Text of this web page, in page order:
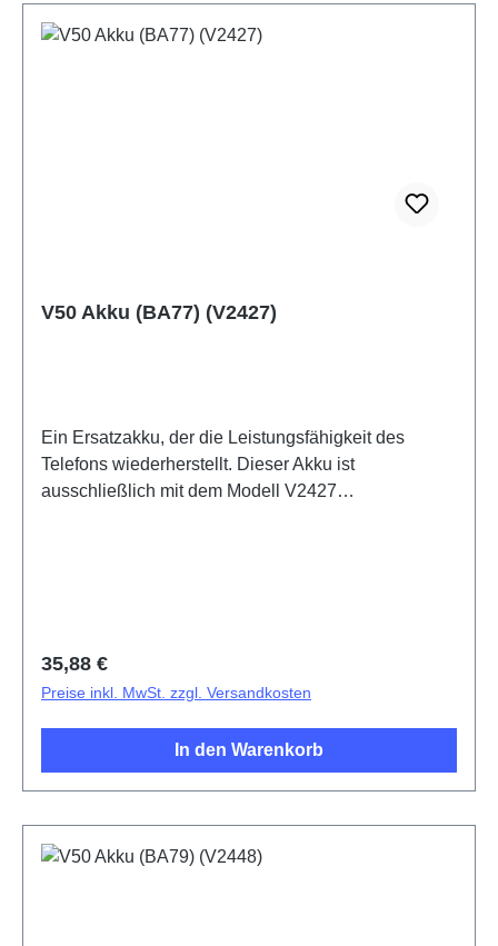
V50 Akku (BA77) (V2427)
Ein Ersatzakku, der die Leistungsfähigkeit des
Telefons wiederherstellt. Dieser Akku ist
ausschließlich mit dem Modell V2427
Regulärer Preis:
35,88 €
Preise inkl. MwSt. zzgl. Versandkosten
In den Warenkorb